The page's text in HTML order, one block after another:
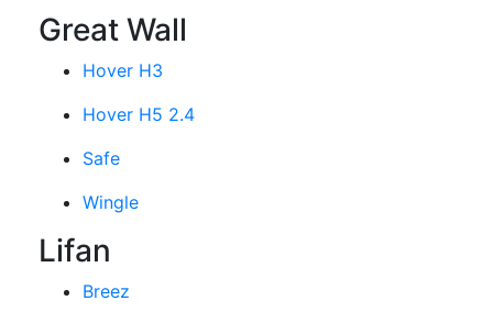
Great Wall
Hover H3
Hover H5 2.4
Safe
Wingle
Lifan
Breez